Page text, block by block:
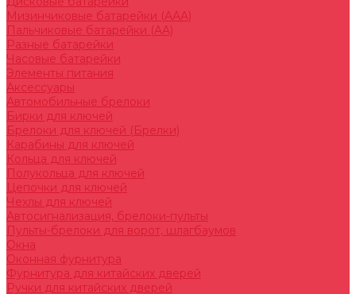
Мизинчиковые батарейки (AAA)
Пальчиковые батарейки (AA)
Разные батарейки
Часовые батарейки
Элементы питания
Аксессуары
Автомобильные брелоки
Бирки для ключей
Брелоки для ключей (Брелки)
Карабины для ключей
Кольца для ключей
Полукольца для ключей
Цепочки для ключей
Чехлы для ключей
Автосигнализация, брелоки-пульты
Пульты-брелоки для ворот, шлагбаумов
Окна
Оконная фурнитура
Фурнитура для китайских дверей
Ручки для китайских дверей